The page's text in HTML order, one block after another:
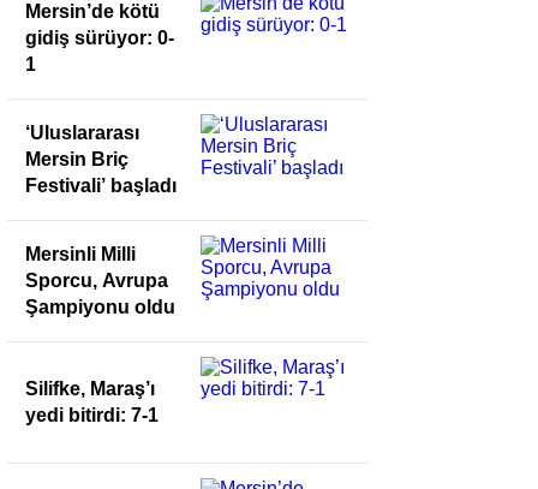
Mersin’de kötü
gidiş sürüyor: 0-
1
‘Uluslararası
Mersin Briç
Festivali’ başladı
Mersinli Milli
Sporcu, Avrupa
Şampiyonu oldu
Silifke, Maraş’ı
yedi bitirdi: 7-1